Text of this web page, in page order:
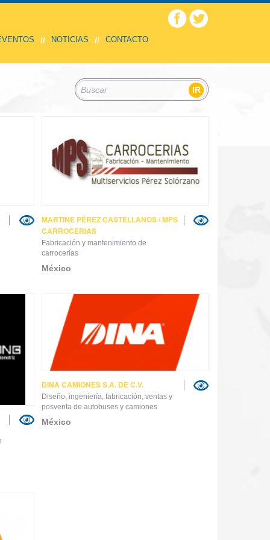
// NOTICIAS // CONTACTO
MARTINE PÉREZ CASTELLANOS / MPS
CARROCERIAS
Fabricación y mantenimiento de
carrocerías
México
DINA CAMIONES S.A. DE C.V.
Diseño, ingeniería, fabricación, ventas y
posventa de autobuses y camiones
México